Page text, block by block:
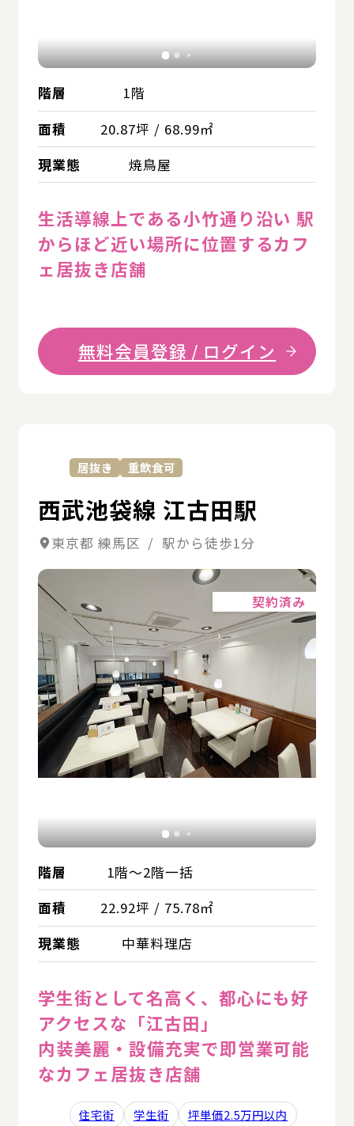
階層
1階
面積
20.87坪 / 68.99㎡
現業態
焼鳥屋
生活導線上である小竹通り沿い 駅
からほど近い場所に位置するカフ
ェ居抜き店舗
無料会員登録 / ログイン
居抜き 重飲食可
西武池袋線 江古田駅
東京都 練馬区 / 駅から徒歩1分
契約済み
階層
1階～2階一括
面積
22.92坪 / 75.78㎡
現業態
中華料理店
学生街として名高く、都心にも好
アクセスな「江古田」
内装美麗・設備充実で即営業可能
なカフェ居抜き店舗
住宅街 学生街
坪単価2.5万円以内